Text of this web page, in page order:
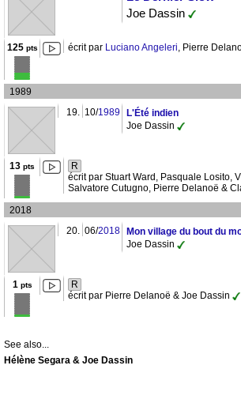
Joe Dassin
125pts écrit par Luciano Angeleri, Pierre
1989
19. 10/1989
L'Été indien
Joe Dassin
13 pts
R
écrit par Stuart Ward, Pasquale Losito,
Salvatore Cutugno, Pierre Delanoë &
2018
20. 06/2018
Mon village du bout du
Joe Dassin
1pts
R
écrit par Pierre Delanoë & Joe Dassin
See also...
Hélène Segara & Joe Dassin